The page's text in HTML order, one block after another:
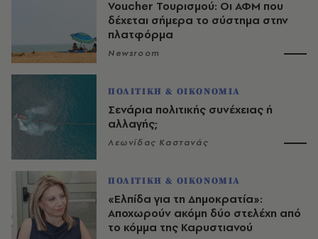
Voucher Τουρισμού: Οι ΑΦΜ που
δέχεται σήμερα το σύστημα στην
πλατφόρμα
Newsroom
ΠΟΛΙΤΙΚΗ & ΟΙΚΟΝΟΜΙΑ
Σενάρια πολιτικής συνέχειας ή
αλλαγής;
Λεωνίδας Καστανάς
ΠΟΛΙΤΙΚΗ & ΟΙΚΟΝΟΜΙΑ
«Ελπίδα για τη Δημοκρατία»:
Αποχωρούν ακόμη δύο στελέχη από
το κόμμα της Καρυστιανού